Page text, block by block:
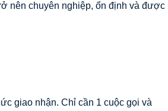
nên chuyên nghiệp, ổn định và được
giao nhận. Chỉ cần 1 cuộc gọi và